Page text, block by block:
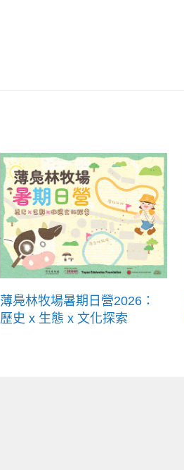
薄鳧林牧場暑期日營2026：
歷史 x 生態 x 文化探索